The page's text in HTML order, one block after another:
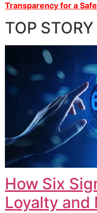
Transparency for a
TOP STORY
How Six
Loyalty and